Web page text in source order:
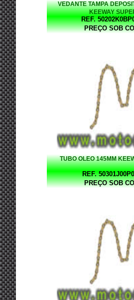
VEDANTE TAMPA
KEEWAY
REF.
PREÇO SOB
TUBO OLEO 145MM
REF.
PREÇO SOB